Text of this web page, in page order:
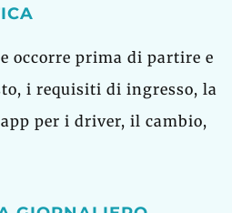
occorre prima di partire e
i requisiti di ingresso, la
per i driver, il cambio,